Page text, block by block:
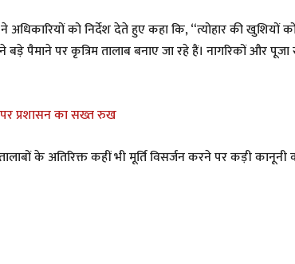
को निर्देश देते हुए कहा कि, “त्योहार की खुशियों
पैमाने पर कृत्रिम तालाब बनाए जा रहे हैं। नागरिकों और
प्रशासन का सख्त रुख
के अतिरिक्त कहीं भी मूर्ति विसर्जन करने पर कड़ी कानूनी